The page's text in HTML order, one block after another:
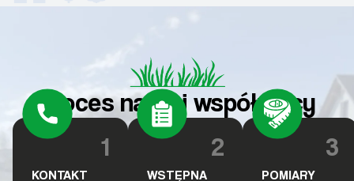
Proces naszej współpracy
1
KONTAKT
2
WSTĘPNA
3
POMIARY